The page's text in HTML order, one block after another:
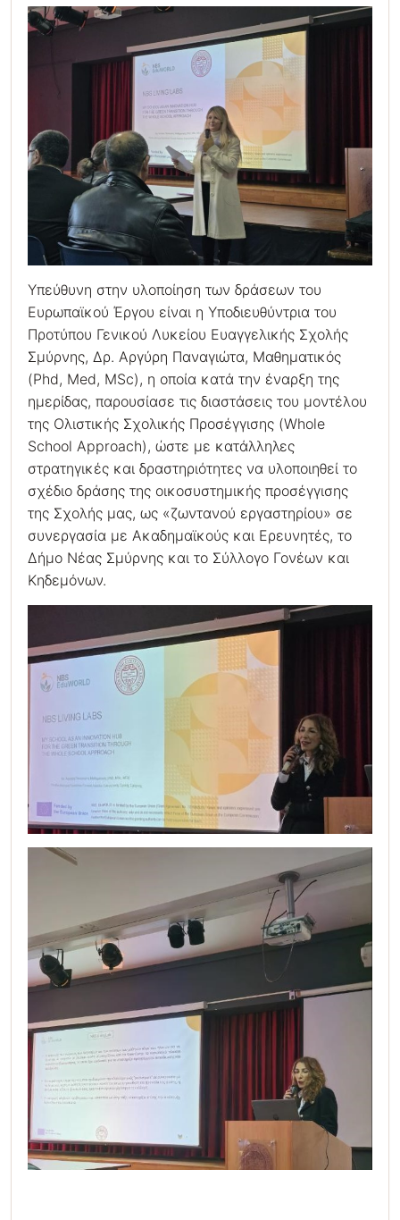
Υπεύθυνη στην υλοποίηση των δράσεων του
Ευρωπαϊκού Έργου είναι η Υποδιευθύντρια του
Προτύπου Γενικού Λυκείου Ευαγγελικής Σχολής
Σμύρνης, Δρ. Αργύρη Παναγιώτα, Μαθηματικός
(Phd, Med, MSc), η οποία κατά την έναρξη της
ημερίδας, παρουσίασε τις διαστάσεις του μοντέλου
της Ολιστικής Σχολικής Προσέγγισης (Whole
School Approach), ώστε με κατάλληλες
στρατηγικές και δραστηριότητες να υλοποιηθεί το
σχέδιο δράσης της οικοσυστημικής προσέγγισης
της Σχολής μας, ως «ζωντανού εργαστηρίου» σε
συνεργασία με Ακαδημαϊκούς και Ερευνητές, το
Δήμο Νέας Σμύρνης και το Σύλλογο Γονέων και
Κηδεμόνων.